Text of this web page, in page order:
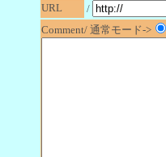
URL
/
Comment/ 通常モード->